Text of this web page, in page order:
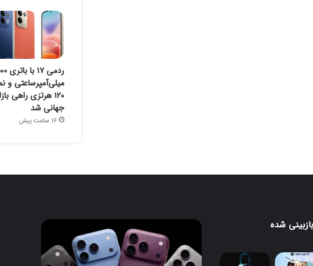
ردمی
میلی‌آمپرساعتی و
۱۲۰ هرتزی راهی
جهانی شد
16 ساعت پیش
شده
آیفون
پرو
و